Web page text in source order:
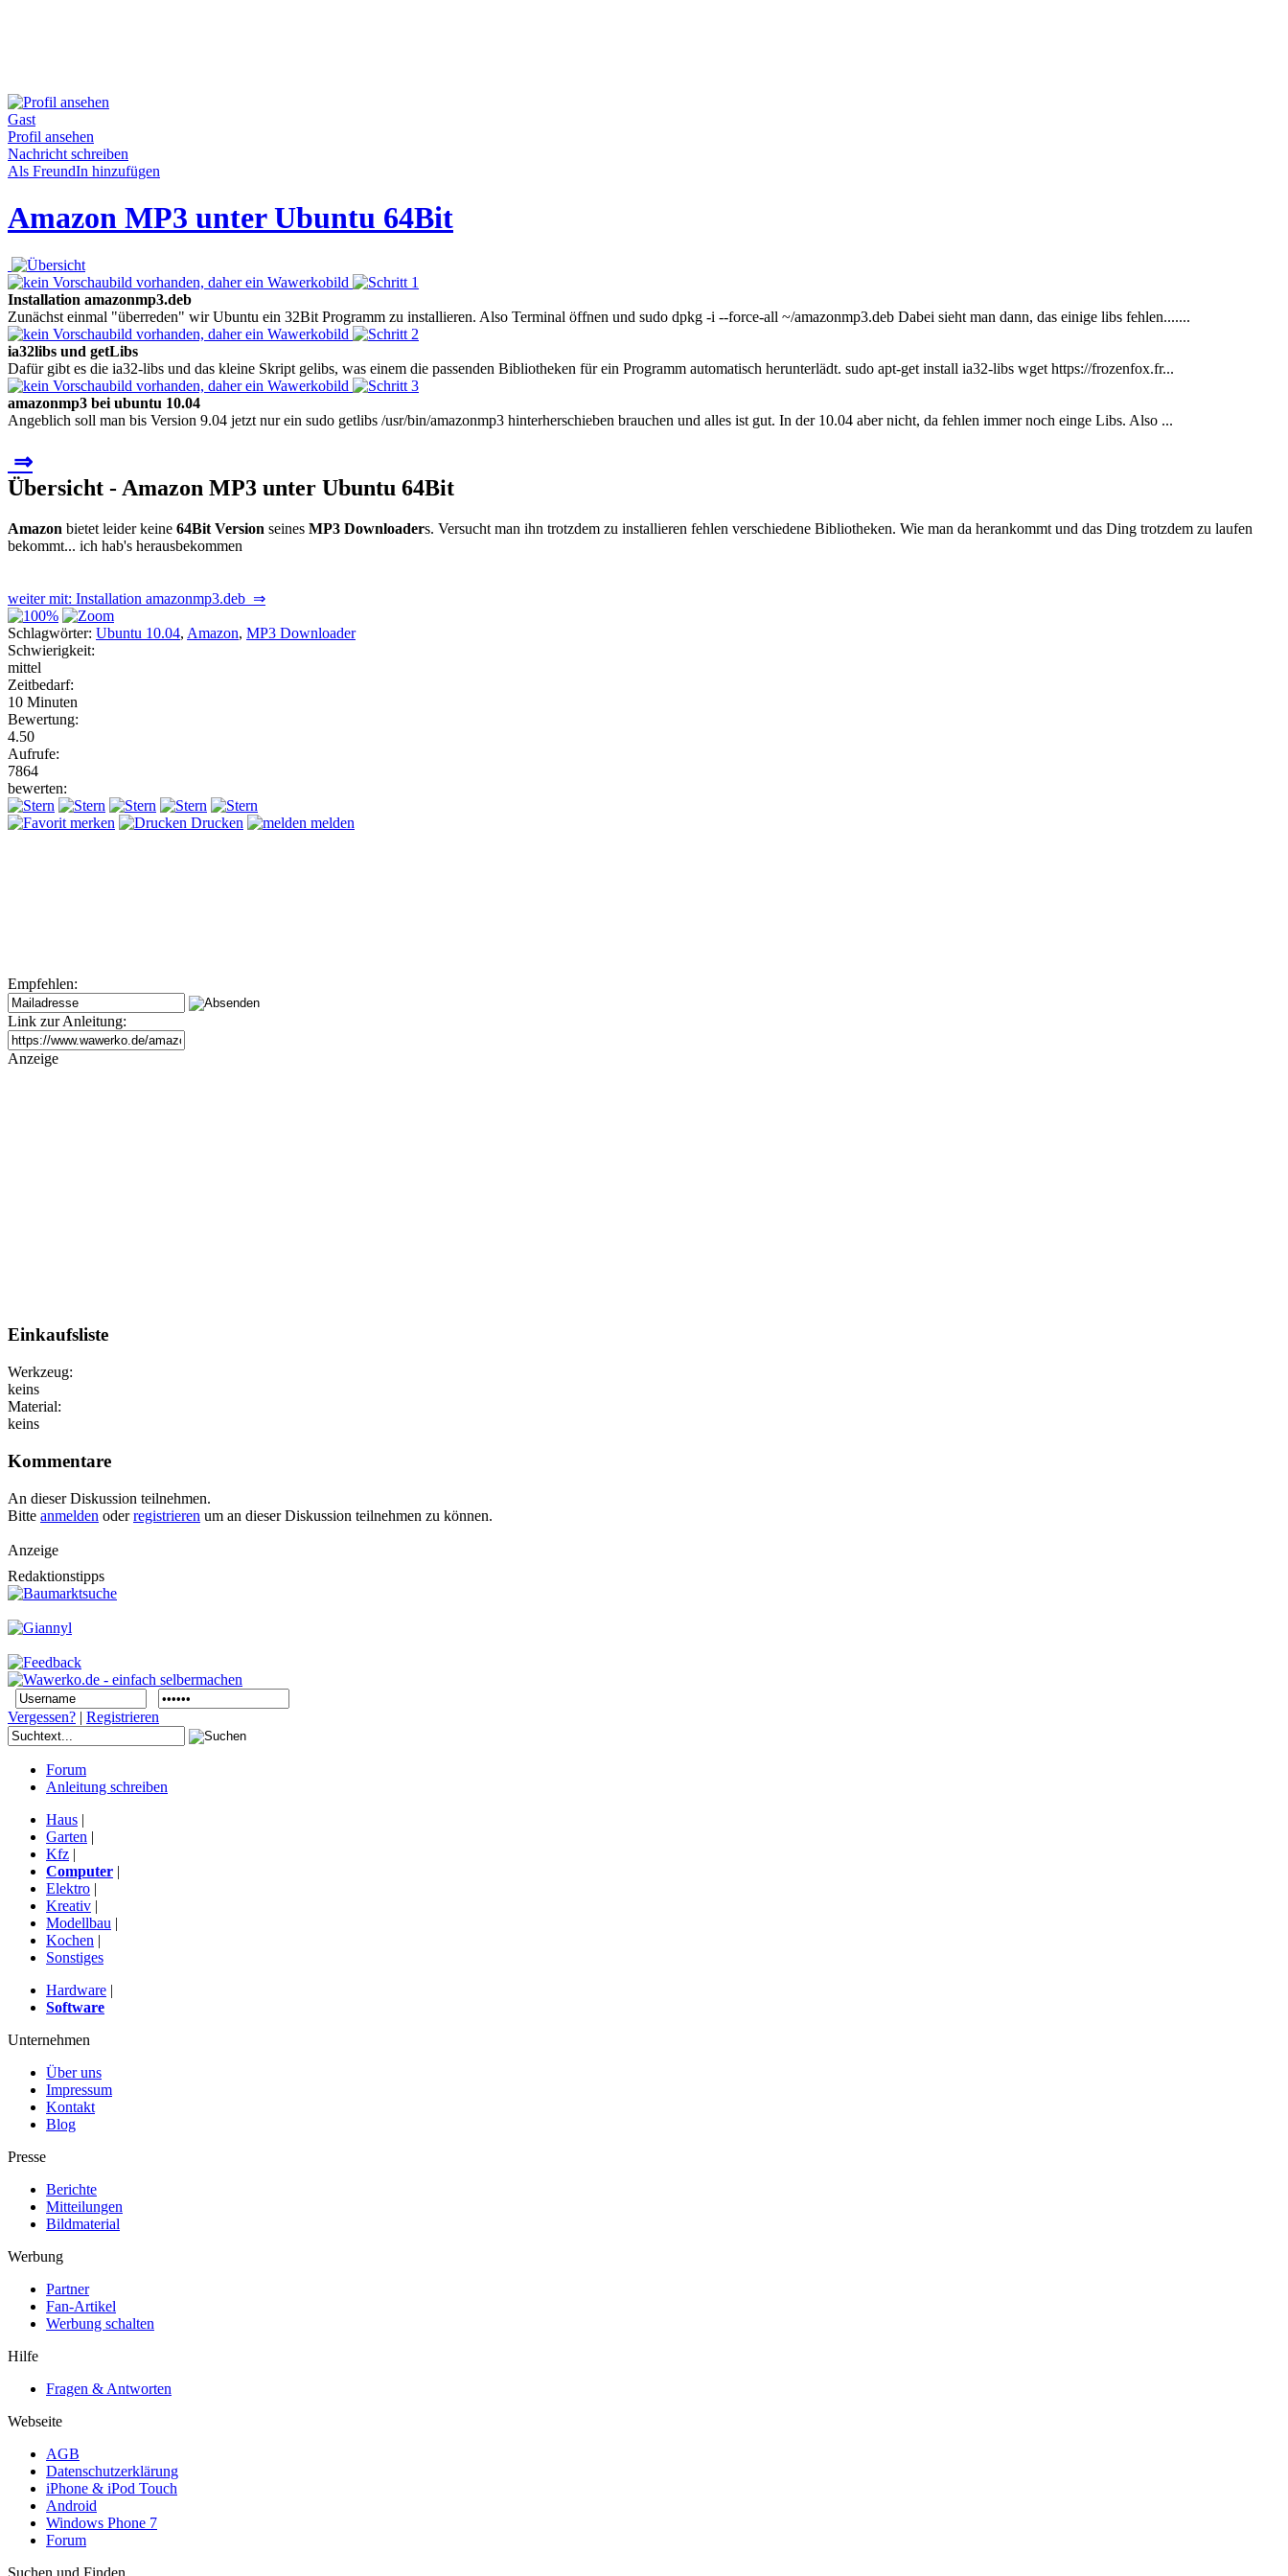
Gast
Profil ansehen
Nachricht schreiben
Als FreundIn hinzufügen
Amazon MP3 unter Ubuntu 64Bit
Installation amazonmp3.deb
Zunächst einmal "überreden" wir Ubuntu ein 32Bit Programm zu installieren. Also Terminal öffnen und sudo dpkg -i --force-all ~/amazonmp3.deb Dabei sieht man dann, das einige libs fehlen.......
ia32libs und getLibs
Dafür gibt es die ia32-libs und das kleine Skript gelibs, was einem die passenden Bibliotheken für ein Programm automatisch herunterlädt. sudo apt-get install ia32-libs wget https://frozenfox.fr...
amazonmp3 bei ubuntu 10.04
Angeblich soll man bis Version 9.04 jetzt nur ein sudo getlibs /usr/bin/amazonmp3 hinterherschieben brauchen und alles ist gut. In der 10.04 aber nicht, da fehlen immer noch einge Libs. Also ...
⇒
Übersicht - Amazon MP3 unter Ubuntu 64Bit
Amazon bietet leider keine 64Bit Version seines MP3 Downloaders. Versucht man ihn trotzdem zu installieren fehlen verschiedene Bibliotheken. Wie man da herankommt und das Ding trotzdem zu laufen
bekommt... ich hab's herausbekommen
weiter mit: Installation amazonmp3.deb ⇒
Schlagwörter: Ubuntu 10.04, Amazon, MP3 Downloader
Schwierigkeit:
mittel
Zeitbedarf:
10 Minuten
Bewertung:
4.50
Aufrufe:
7864
bewerten:
merken Drucken melden
Empfehlen:
Link zur Anleitung:
Anzeige
Einkaufsliste
Werkzeug:
keins
Material:
keins
Kommentare
An dieser Diskussion teilnehmen.
Bitte anmelden oderregistrieren um an dieser Diskussion teilnehmen zu können.
Anzeige
Redaktionstipps
Vergessen? | Registrieren
Forum
Anleitung schreiben
Haus |
Garten |
Kfz |
Computer |
Elektro |
Kreativ |
Modellbau |
Kochen |
Sonstiges
Hardware |
Software
Unternehmen
Über uns
Impressum
Kontakt
Blog
Presse
Berichte
Mitteilungen
Bildmaterial
Werbung
Partner
Fan-Artikel
Werbung schalten
Hilfe
Fragen & Antworten
Webseite
AGB
Datenschutzerklärung
iPhone & iPod Touch
Android
Windows Phone 7
Forum
Suchen und Finden